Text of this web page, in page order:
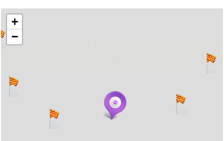
... carregant 484 webs... un moment si us
+
−